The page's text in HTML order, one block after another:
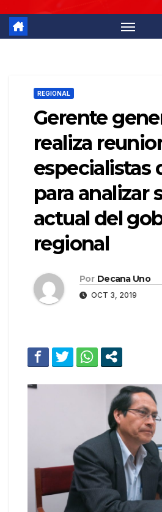
REGIONAL
Gerente
realiza
especialistas
para analizar
actual del
regional
Por Decana Uno
OCT 3, 2019